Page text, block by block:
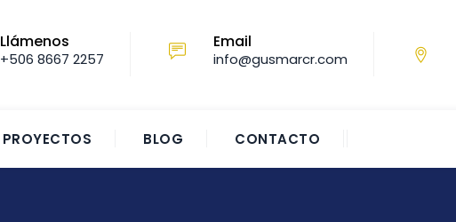
Llámenos
+506 8667 2257‬
Email
info@gusmarcr.com
PROYECTOS BLOG CONTACTO